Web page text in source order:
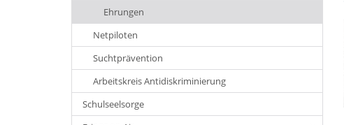
Ehrungen
Netpiloten
Suchtprävention
Arbeitskreis Antidiskriminierung
Schulseelsorge